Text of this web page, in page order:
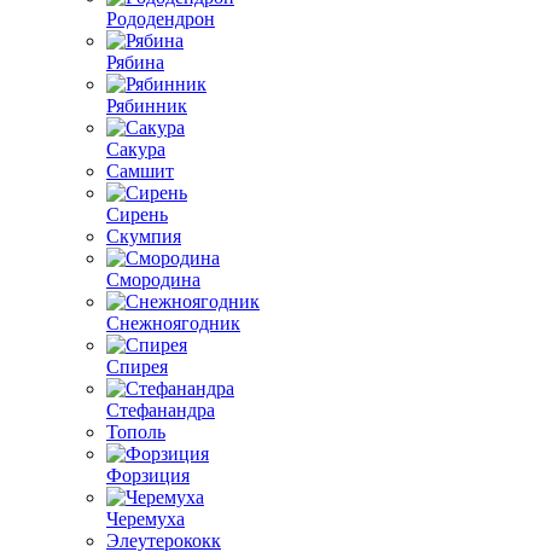
Рододендрон
Рябина
Рябинник
Сакура
Самшит
Сирень
Скумпия
Смородина
Снежноягодник
Спирея
Стефанандра
Тополь
Форзиция
Черемуха
Элеутерококк